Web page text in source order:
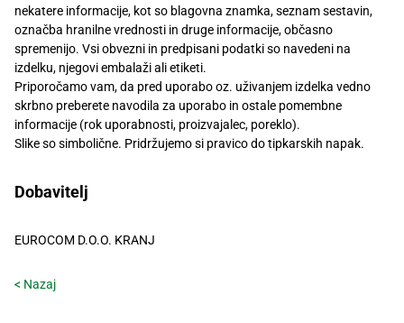
nekatere informacije, kot so blagovna znamka, seznam sestavin,
označba hranilne vrednosti in druge informacije, občasno
spremenijo. Vsi obvezni in predpisani podatki so navedeni na
izdelku, njegovi embalaži ali etiketi.
Priporočamo vam, da pred uporabo oz. uživanjem izdelka vedno
skrbno preberete navodila za uporabo in ostale pomembne
informacije (rok uporabnosti, proizvajalec, poreklo).
Slike so simbolične. Pridržujemo si pravico do tipkarskih napak.
Dobavitelj
EUROCOM D.O.O. KRANJ
< Nazaj